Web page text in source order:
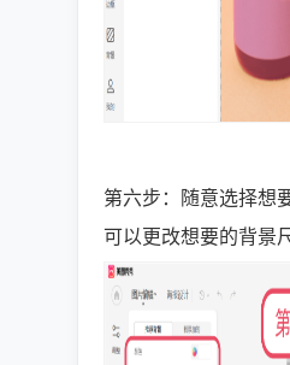
第六步：随意选择想
可以更改想要的背景